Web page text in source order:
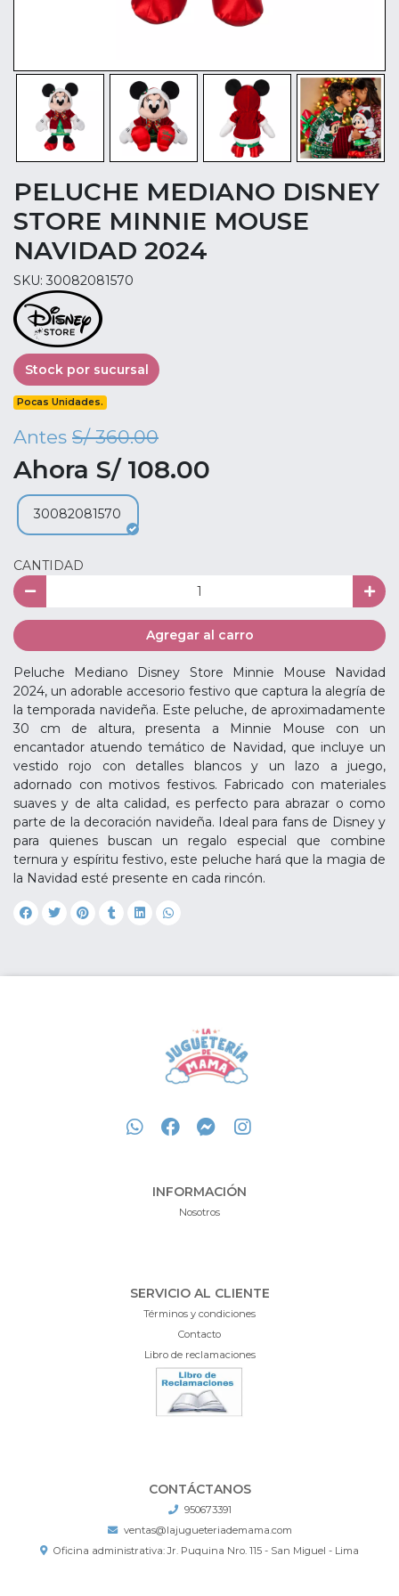
PELUCHE MEDIANO DISNEY
STORE MINNIE MOUSE
NAVIDAD 2024
SKU: 30082081570
Stock por sucursal
Pocas Unidades.
Antes S/ 360.00
Ahora S/ 108.00
30082081570
CANTIDAD
Agregar al carro
Peluche Mediano Disney Store Minnie Mouse Navidad
2024, un adorable accesorio festivo que captura la alegría de
la temporada navideña. Este peluche, de aproximadamente
30 cm de altura, presenta a Minnie Mouse con un
encantador atuendo temático de Navidad, que incluye un
vestido rojo con detalles blancos y un lazo a juego,
adornado con motivos festivos. Fabricado con materiales
suaves y de alta calidad, es perfecto para abrazar o como
parte de la decoración navideña. Ideal para fans de Disney y
para quienes buscan un regalo especial que combine
ternura y espíritu festivo, este peluche hará que la magia de
la Navidad esté presente en cada rincón.
INFORMACIÓN
Nosotros
SERVICIO AL CLIENTE
Términos y condiciones
Contacto
Libro de reclamaciones
CONTÁCTANOS
950673391
ventas@lajugueteriademama.com
Oficina administrativa: Jr. Puquina Nro. 115 - San Miguel - Lima